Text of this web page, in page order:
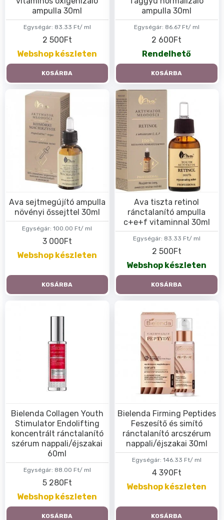
Egységár: 83.33 Ft/ ml
ampulla 30ml
2 500Ft
Webshop készleten
KOSÁRBA
Egységár: 86.67 Ft/ ml
ampulla 30ml
2 600Ft
Rendelhető
KOSÁRBA
Egységár: 100.00 Ft/ ml
Ava sejtmegújító ampulla
növényi őssejttel 30ml
3 000Ft
Webshop készleten
KOSÁRBA
Egységár: 83.33 Ft/ ml
Ava tiszta retinol
ránctalanító ampulla
c+e+f vitaminnal 30ml
2 500Ft
Webshop készleten
KOSÁRBA
Egységár: 88.00 Ft/ ml
Bielenda Collagen Youth
Stimulator Endolifting
koncentrált ránctalanító
szérum nappali/éjszakai
60ml
5 280Ft
Webshop készleten
KOSÁRBA
Egységár: 146.33 Ft/ ml
Bielenda Firming Peptides
Feszesítő és simító
ránctalanító arcszérum
nappali/éjszakai 30ml
4 390Ft
Webshop készleten
KOSÁRBA